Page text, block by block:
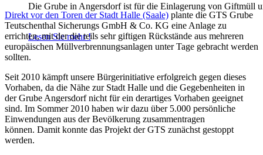
Die Grube in Angersdorf ist für die Einlagerung von Giftmüll
Lesen Sie mehr !
Direkt vor den Toren der Stadt Halle (Saale) plante die GTS Grube
Teutschenthal Sicherungs GmbH & Co. KG eine Anlage zu
errichten, mit der die teils sehr giftigen Rückstände aus mehreren
europäischen Müllverbrennungsanlagen unter Tage gebracht werden
sollten.
Seit 2010 kämpft unsere Bürgerinitiative erfolgreich gegen dieses
Vorhaben, da die Nähe zur Stadt Halle und die Gegebenheiten in
der Grube Angersdorf nicht für ein derartiges Vorhaben geeignet
sind. Im Sommer 2010 haben wir dazu über 5.000 persönliche
Einwendungen aus der Bevölkerung zusammentragen
können. Damit konnte das Projekt der GTS zunächst gestoppt
werden.